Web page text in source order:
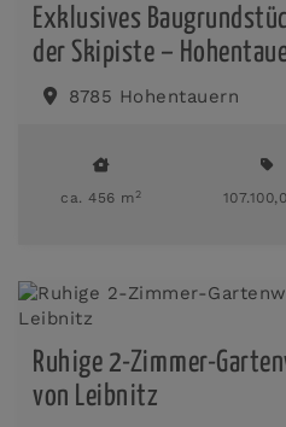
Exklusives
der Skipiste –
8785 Hohentauern
ca. 456 m2
Ruhige 2-Zimmer-
von Leibnitz